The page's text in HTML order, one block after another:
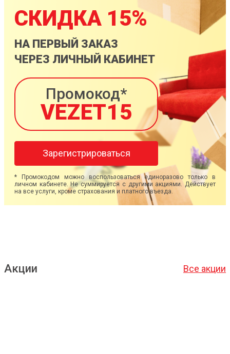
СКИДКА 15%
НА ПЕРВЫЙ ЗАКАЗ
ЧЕРЕЗ ЛИЧНЫЙ КАБИНЕТ
Промокод*
VEZET15
Зарегистрироваться
* Промокодом можно воспользоваться единоразово только в
личном кабинете. Не суммируется с другими акциями. Действует
на все услуги, кроме страхования и платного въезда.
Акции Все акции